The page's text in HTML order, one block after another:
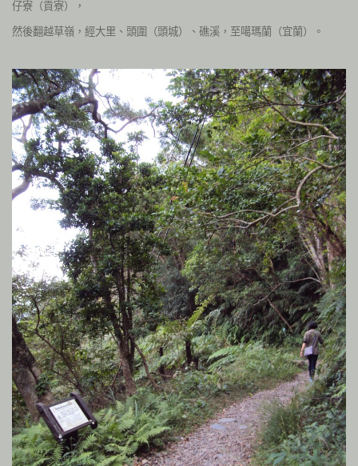
仔寮（貢寮），
然後翻越草嶺，經大里、頭圍（頭城）、礁溪，至噶瑪蘭（宜蘭）。